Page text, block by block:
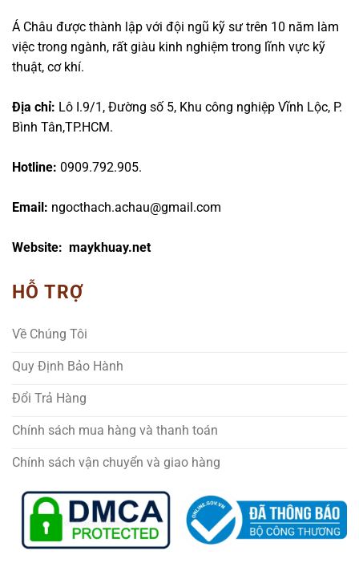
Á Châu được thành lập với đội ngũ kỹ sư trên 10 năm làm
việc trong ngành, rất giàu kinh nghiệm trong lĩnh vực kỹ
thuật, cơ khí.
Địa chỉ: Lô I.9/1, Đường số 5, Khu công nghiệp Vĩnh Lộc, P.
Bình Tân,TP.HCM.
Hotline: 0909.792.905.
Email: ngocthach.achau@gmail.com
Website: maykhuay.net
HỖ TRỢ
Về Chúng Tôi
Quy Định Bảo Hành
Đổi Trả Hàng
Chính sách mua hàng và thanh toán
Chính sách vận chuyển và giao hàng